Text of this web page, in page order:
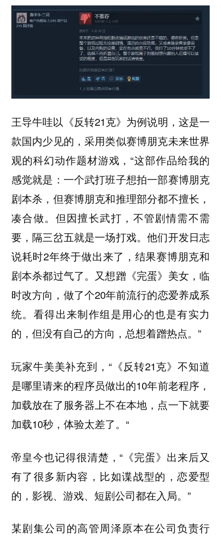
王导牛哇以《反转21克》为例说明，这是一
款国内少见的，采用类似赛博朋克未来世界
观的科幻动作题材游戏，“这部作品给我的
感觉就是：一个武打班子想拍一部赛博朋克
剧本杀，但赛博朋克和推理部分都不擅长，
凑合做。但因擅长武打，不管剧情需不需
要，隔三岔五就是一场打戏。他们开发日志
说耗时2年终于做出来了，结果赛博朋克和
剧本杀都过气了。又想蹭《完蛋》美女，临
时改方向，做了个20年前流行的恋爱养成系
统。看得出来制作组是用心的也是有实力
的，但没有自己的方向，总想着蹭热点。”
玩家牛美美补充到，“《反转21克》不知道
是哪里请来的程序员做出的10年前老程序，
加载放在了服务器上不在本地，点一下就要
加载10秒，体验太差了。“
帝皇今也记得很清楚，“《完蛋》出来后又
有了很多新内容，比如谍战型的，恋爱型
的，影视、游戏、短剧公司都在入局。”
某剧集公司的高管周泽原本在公司负责行